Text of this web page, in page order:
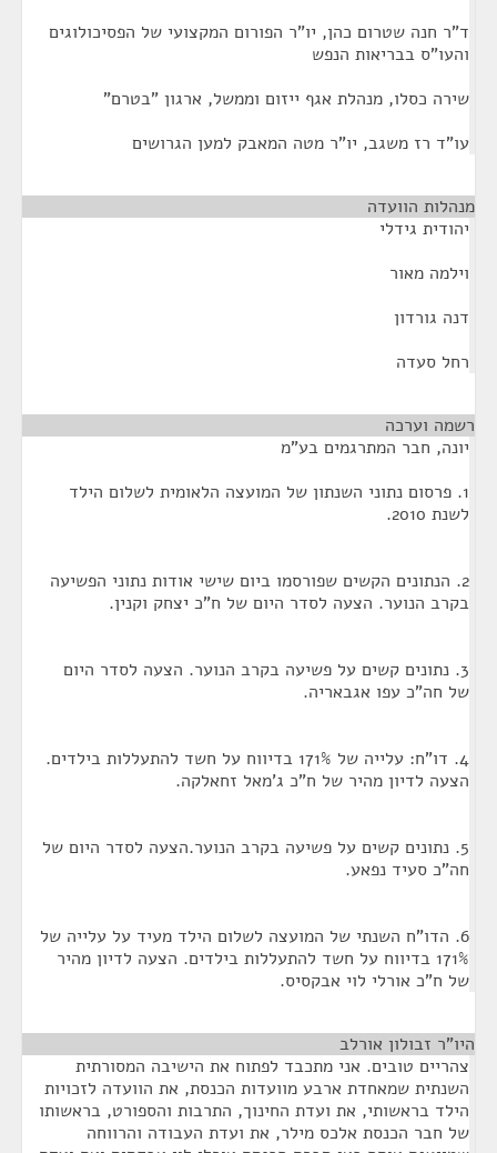
ד"ר חנה שטרום כהן, יו"ר הפורום המקצועי של הפסיכולוגים
והעו"ס בבריאות הנפש
שירה כסלו, מנהלת אגף ייזום וממשל, ארגון "בטרם"
עו"ד רז משגב, יו"ר מטה המאבק למען הגרושים
מנהלות הוועדה
יהודית גידלי
וילמה מאור
דנה גורדון
רחל סעדה
רשמה וערכה
יונה, חבר המתרגמים בע"מ
1. פרסום נתוני השנתון של המועצה הלאומית לשלום הילד
לשנת 2010.
2. הנתונים הקשים שפורסמו ביום שישי אודות נתוני הפשיעה
בקרב הנוער. הצעה לסדר היום של ח"כ יצחק וקנין.
3. נתונים קשים על פשיעה בקרב הנוער. הצעה לסדר היום
של חה"כ עפו אגבאריה.
4. דו"ח: עלייה של 171% בדיווח על חשד להתעללות בילדים.
הצעה לדיון מהיר של ח"כ ג'מאל זחאלקה.
5. נתונים קשים על פשיעה בקרב הנוער.הצעה לסדר היום של
חה"כ סעיד נפאע.
6. הדו"ח השנתי של המועצה לשלום הילד מעיד על עלייה של
171% בדיווח על חשד להתעללות בילדים. הצעה לדיון מהיר
של ח"כ אורלי לוי אבקסיס.
היו"ר זבולון אורלב
צהריים טובים. אני מתכבד לפתוח את הישיבה המסורתית
השנתית שמאחדת ארבע מוועדות הכנסת, את הוועדה לזכויות
הילד בראשותי, את ועדת החינוך, התרבות והספורט, בראשותו
של חבר הכנסת אלכס מילר, את ועדת העבודה והרווחה